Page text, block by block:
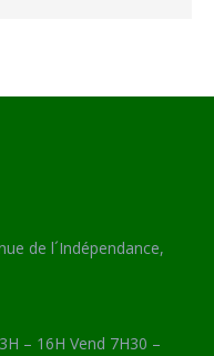
de l´Indépendance,
– 16H Vend 7H30 –